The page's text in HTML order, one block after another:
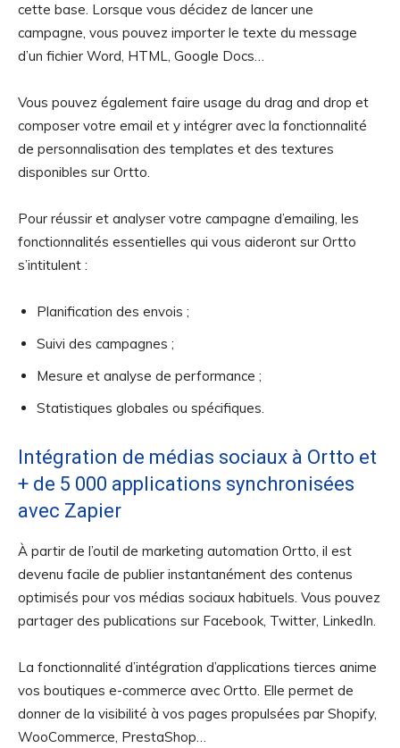
cette base. Lorsque vous décidez de lancer une
campagne, vous pouvez importer le texte du message
d’un fichier Word, HTML, Google Docs…
Vous pouvez également faire usage du drag and drop et
composer votre email et y intégrer avec la fonctionnalité
de personnalisation des templates et des textures
disponibles sur Ortto.
Pour réussir et analyser votre campagne d’emailing, les
fonctionnalités essentielles qui vous aideront sur Ortto
s’intitulent :
Planification des envois ;
Suivi des campagnes ;
Mesure et analyse de performance ;
Statistiques globales ou spécifiques.
Intégration de médias sociaux à Ortto et
+ de 5 000 applications synchronisées
avec Zapier
À partir de l’outil de marketing automation Ortto, il est
devenu facile de publier instantanément des contenus
optimisés pour vos médias sociaux habituels. Vous pouvez
partager des publications sur Facebook, Twitter, LinkedIn.
La fonctionnalité d’intégration d’applications tierces anime
vos boutiques e-commerce avec Ortto. Elle permet de
donner de la visibilité à vos pages propulsées par Shopify,
WooCommerce, PrestaShop…